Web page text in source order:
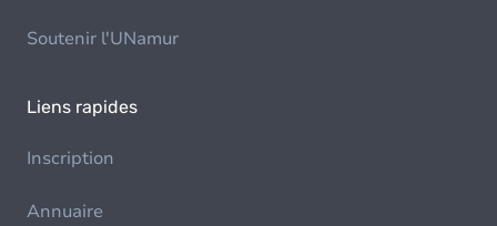
Soutenir l'UNamur
Liens rapides
Inscription
Annuaire